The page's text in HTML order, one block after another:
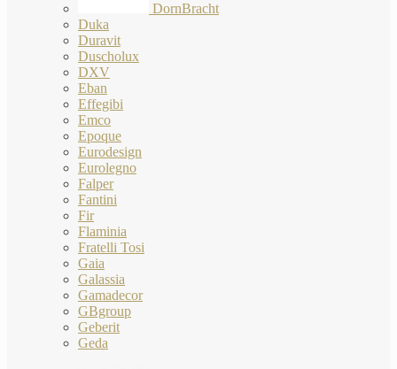
DornBracht
Duka
Duravit
Duscholux
DXV
Eban
Effegibi
Emco
Epoque
Eurodesign
Eurolegno
Falper
Fantini
Fir
Flaminia
Fratelli Tosi
Gaia
Galassia
Gamadecor
GBgroup
Geberit
Geda